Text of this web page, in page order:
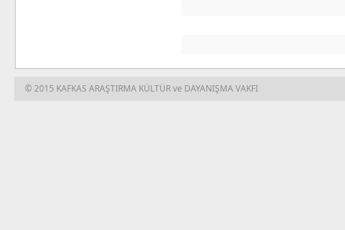
© 2015 KAFKAS ARAŞTIRMA KÜLTÜR ve DAYANIŞMA VAKFI